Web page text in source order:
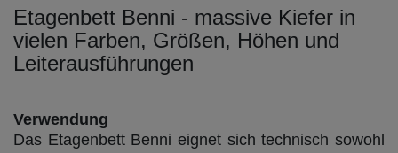
Etagenbett Benni - massive Kiefer in
vielen Farben, Größen, Höhen und
Leiterausführungen
Verwendung
Das Etagenbett Benni eignet sich technisch sowohl